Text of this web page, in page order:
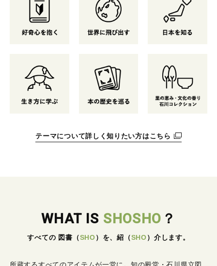
テーマについて詳しく知りたい方はこちら
WHAT IS SHOSHO ？
すべての 図書 （SHO） を、紹 （SHO） 介します。
所蔵するすべてのアイテムが一堂に。 知の殿堂・石川県立図